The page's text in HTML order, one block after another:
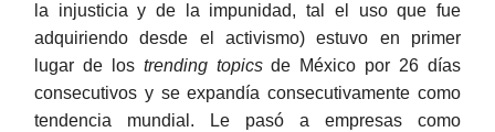
la injusticia y de la impunidad, tal el uso que fue
adquiriendo desde el activismo) estuvo en primer
lugar de los trending topicsde México por 26 días
consecutivos y se expandía consecutivamente como
tendencia mundial. Le pasó a empresas como